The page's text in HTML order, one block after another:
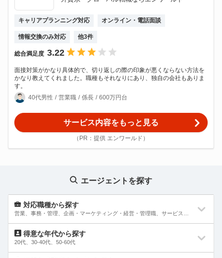
キャリアプランニング対応 オンライン・電話面談
情報交換のみ対応 他3件
総合満足度 3.22
面接対策がかなり具体的で、切り返しの際の印象が悪くならない方法を
かなり教えてくれました。職種もそれなりにあり、独自の会社もありま
す。
40代男性
営業職 係長 600万円台
サービス内容をもっと見る
（PR：提供 エンワールド）
エージェントを探す
対応職種から探す
営業
得意な年代から探す
20代、30-40代、50-60代